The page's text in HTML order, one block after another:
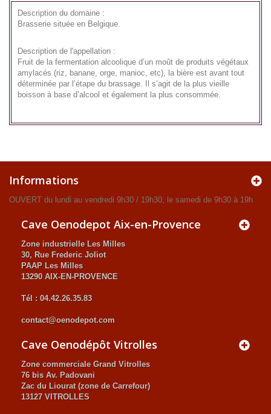
Description du domaine :
Brasserie située en Belgique.
Description de l'appellation :
Fruit de la fermentation alcoolique d’un moût de produits végétaux
amylacés (riz, banane, orge, manioc, etc), la bière est avant tout
déterminée par l’étape du brassage. Il s’agit de la plus vieille
boisson à base d’alcool et également la plus consommée.
Informations
OUVERT du lundi au vendredi 9h30 / 19h30, le samedi de 9h30 à 19h
Cave Oenodepot Aix-en-Provence
Zone industrielle Les Milles
30, Rue Frederic Joliot
PAAP Les Milles
13290 AIX-EN-PROVENCE
Tél : 04.42.26.35.83
contact@oenodepot.com
Cave Oenodépôt Vitrolles
Zone commerciale Grand Vitrolles
76 bis Av. Padovani
Zac du Liourat (zone de Carrefour)
13127 VITROLLES